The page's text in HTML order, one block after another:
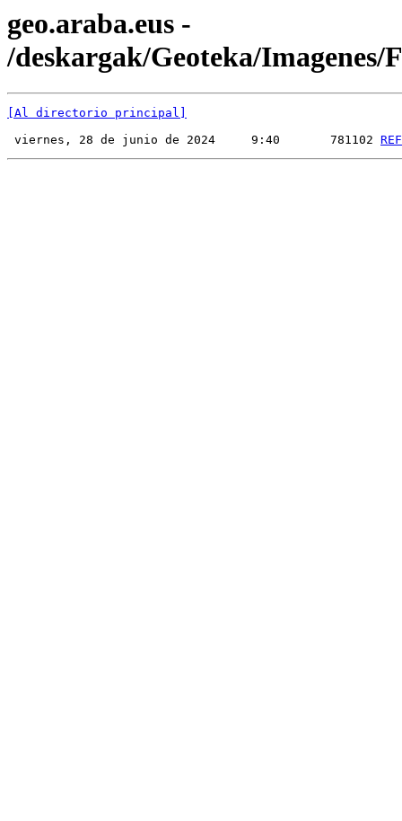
geo.araba.eus -
/deskargak/Geoteka/Imagenes/
[Al directorio principal]
viernes, 28 de junio de 2024     9:40       781102